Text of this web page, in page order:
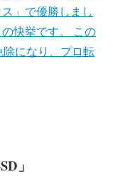
」で優勝しまし
快挙です。 この
になり、プロ転
」